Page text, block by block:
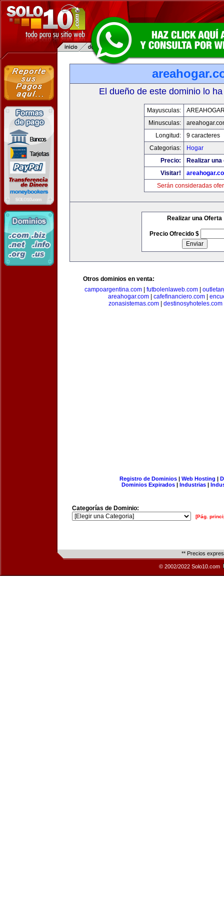
El dueño de este dominio lo
Mayusculas:
Minusculas:
Longitud:
9 caracteres
Categorias:
Hogar
Precio:
Realizar
Visitar!
Serán consideradas
Realizar una Oferta
Precio Ofrecido $
Otros dominios en venta:
campoargentina.com| futbolenlaweb.com|
areahogar.com| cafefinanciero.com|
zonasistemas.com| destinosyhoteles.com
Registro de Dominios| Web Hosting |
Dominios Expirados | Industrias |
Categorías de Dominio:
[Pág.
** Precios
© 2002/2022 Solo10.com